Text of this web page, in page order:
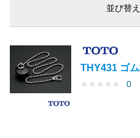
並び替え
THY431 ゴ
★ ★ ★ ★ ★ 0